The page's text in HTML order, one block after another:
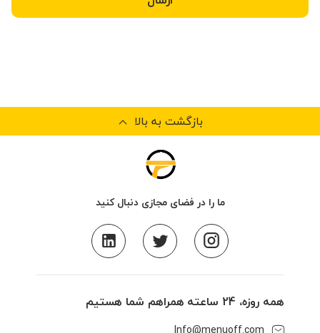
بازگشت به بالا
ما را در فضای مجازی دنبال کنید
همه روزه، 24 ساعته همراهم شما هستیم